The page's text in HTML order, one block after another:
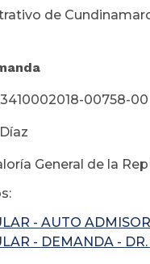
de
00758-00
General de la
- AUTO
- DEMANDA - DR.